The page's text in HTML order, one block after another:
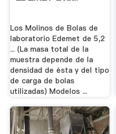
Los Molinos de Bolas de
laboratorio Edemet de 5,2
... (La masa total de la
muestra depende de la
densidad de ésta y del tipo
de carga de bolas
utilizadas) Modelos ...